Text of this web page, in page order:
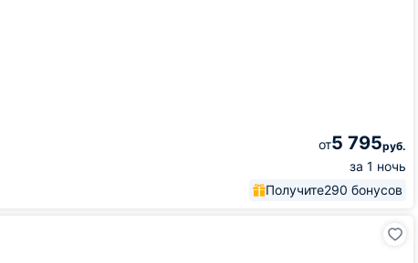
от5 795руб.
за 1 ночь
Получите290 бонусов